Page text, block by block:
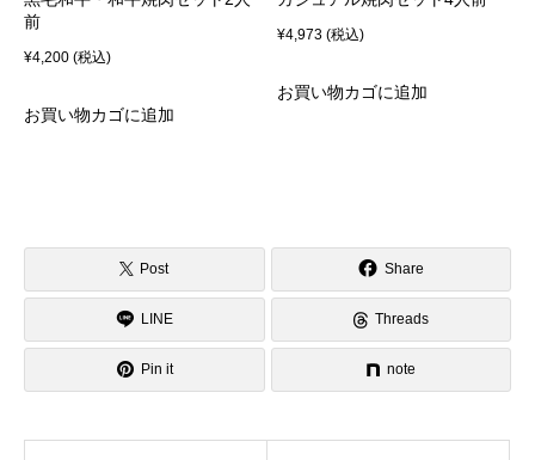
前
¥4,200 (税込)
お買い物カゴに追加
¥4,973 (税込)
お買い物カゴに追加
Post Share
LINE Threads
Pin it note